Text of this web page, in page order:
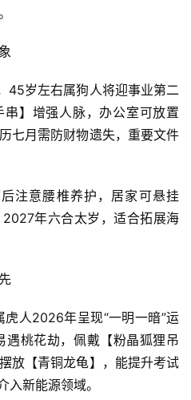
45岁左右属狗人将迎事业第二
】增强人脉，办公室可放置
七月需防财物遗失，重要文件
注意腰椎养护，居家可悬挂
2027年六合太岁，适合拓展海
人2026年呈现“一明一暗”运
桃花劫，佩戴【粉晶狐狸吊
放【青铜龙龟】，能提升考试
入新能源领域。